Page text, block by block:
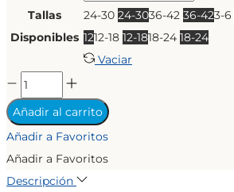
Tallas
Disponibles
24-30 24-3036-42 36-423-6
1212-18 12-1818-24 18-24
Vaciar
CONJUNTO
DREAM
cantidad
Añadir al carrito
Añadir a Favoritos
Añadir a Favoritos
Descripción